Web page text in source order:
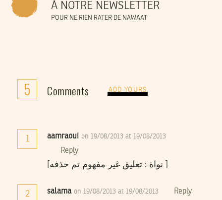
À NOTRE NEWSLETTER
POUR NE RIEN RATER DE NAWAAT
5 Comments ADD YOURS
1 aamraoui on 19/08/2013 at 19/08/2013
Reply
2 salama on 19/08/2013 at 19/08/2013 Reply